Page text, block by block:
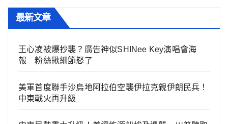
最新文章
王心凌被爆抄襲？廣告神似SHINee Key演唱會海
報 粉絲揪細節怒了
美軍首度聯手沙烏地阿拉伯空襲伊拉克親伊朗民兵！
中東戰火再升級